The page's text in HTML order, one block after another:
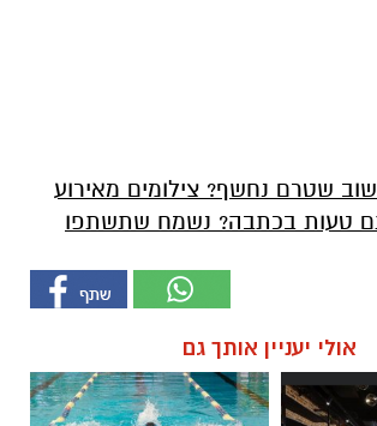
שטרם נחשף? צילומים מאירוע
טעות בכתבה? נשמח שתשתפו
אולי יעניין אותך גם